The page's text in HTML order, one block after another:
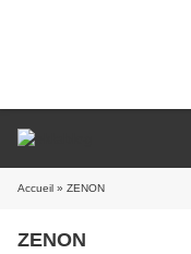
Accueil » ZENON
ZENON